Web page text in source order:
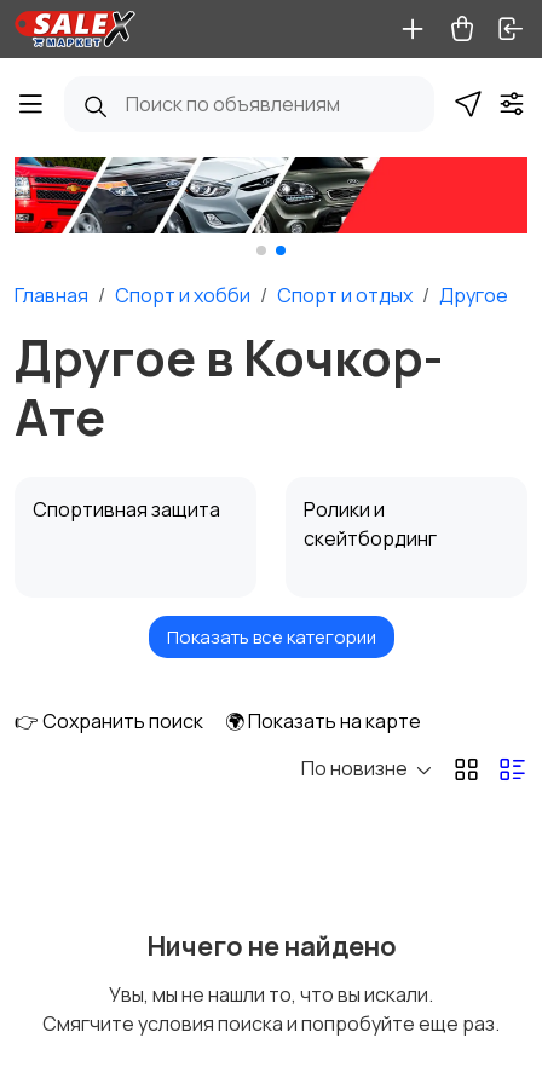
Главная Спорт и хобби Спорт и отдых Другое
Другое в Кочкор-
Ате
Спортивная защита
Ролики и
скейтбординг
Бильярд и боулинг
Показать все категории
👉 Сохранить поиск
🌍 Показать на карте
По новизне
Ничего не найдено
Увы, мы не нашли то, что вы искали.
Смягчите условия поиска и попробуйте еще раз.